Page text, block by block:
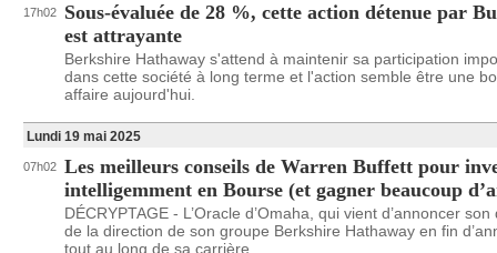
17h02
Sous-évaluée de 28 %, cette action détenue par
est attrayante
Berkshire Hathaway s'attend à maintenir sa participation
dans cette société à long terme et l'action semble être une
affaire aujourd'hui.
Lundi 19 mai 2025
07h02 Les meilleurs conseils de Warren Buffett pour
intelligemment en Bourse (et gagner beaucoup
DÉCRYPTAGE - L’Oracle d’Omaha, qui vient d’annoncer son
de la direction de son groupe Berkshire Hathaway en fin
tout au long de sa carrière...